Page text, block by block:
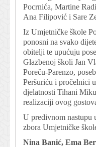
Pocrnića, Martine
Ana Filipović i Sare
Iz Umjetničke škole
ponosni na svako
obitelji te upućuju
Glazbenoj školi Jan
Poreču-Parenzo,
Peršuriću i pročelnici
djelatnosti Tihani
realizaciji ovog
U predivnom nastupu
zbora Umjetničke
Nina Banić, Ema